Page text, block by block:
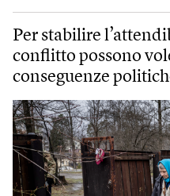
Per stabilire
conflitto possono
conseguenze